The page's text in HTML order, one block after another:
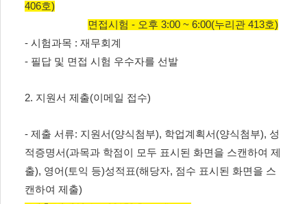
406호)
면접시험 - 오후 3:00 ~ 6:00(누리관 413호)
- 시험과목 : 재무회계
- 필답 및 면접 시험 우수자를 선발
2. 지원서 제출(이메일 접수)
- 제출 서류: 지원서(양식첨부), 학업계획서(양식첨부), 성
적증명서(과목과 학점이 모두 표시된 화면을 스캔하여 제
출), 영어(토익 등)성적표(해당자, 점수 표시된 화면을 스
캔하여 제출)